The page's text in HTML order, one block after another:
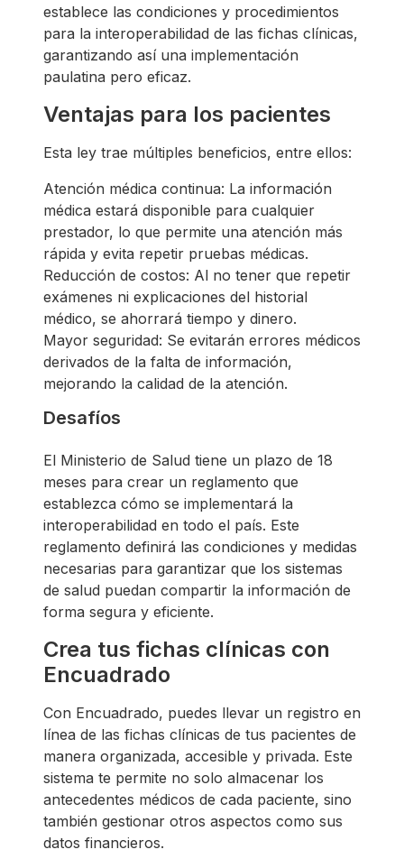
establece las condiciones y procedimientos
para la interoperabilidad de las fichas clínicas,
garantizando así una implementación
paulatina pero eficaz.
Ventajas para los pacientes
Esta ley trae múltiples beneficios, entre ellos:
Atención médica continua: La información
médica estará disponible para cualquier
prestador, lo que permite una atención más
rápida y evita repetir pruebas médicas.
Reducción de costos: Al no tener que repetir
exámenes ni explicaciones del historial
médico, se ahorrará tiempo y dinero.
Mayor seguridad: Se evitarán errores médicos
derivados de la falta de información,
mejorando la calidad de la atención.
Desafíos
El Ministerio de Salud tiene un plazo de 18
meses para crear un reglamento que
establezca cómo se implementará la
interoperabilidad en todo el país. Este
reglamento definirá las condiciones y medidas
necesarias para garantizar que los sistemas
de salud puedan compartir la información de
forma segura y eficiente.
Crea tus fichas clínicas con
Encuadrado
Con Encuadrado, puedes llevar un registro en
línea de las fichas clínicas de tus pacientes de
manera organizada, accesible y privada. Este
sistema te permite no solo almacenar los
antecedentes médicos de cada paciente, sino
también gestionar otros aspectos como sus
datos financieros.